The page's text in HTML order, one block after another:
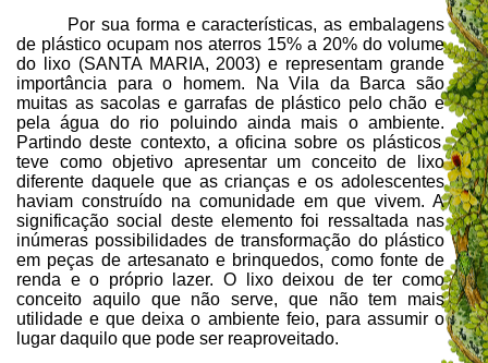
Por sua forma e características, as embalagens
de plástico ocupam nos aterros 15% a 20% do volume
do lixo (SANTA MARIA, 2003)e representam grande
importância para o homem. Na Vila da Barca são
muitas assacolas e garrafas de plástico pelo chão e
pela água do rio poluindo ainda mais o ambiente.
Partindo deste contexto, a oficina sobre os plásticos
teve como objetivo apresentar um conceito de lixo
diferente daquele que as crianças e os adolescentes
haviam construído na comunidade em que vivem. A
significação social deste elemento foi ressaltada nas
inúmeras possibilidades de transformação do plástico
em peças de artesanato e brinquedos, como fonte de
renda e o próprio lazer. O lixo deixou de ter como
conceito aquilo que não serve, que não tem mais
utilidade e que deixa o ambiente feio, para assumir o
lugar daquilo que pode ser reaproveitado.